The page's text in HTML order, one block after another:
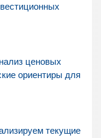
ценовых
ориентиры для
текущие